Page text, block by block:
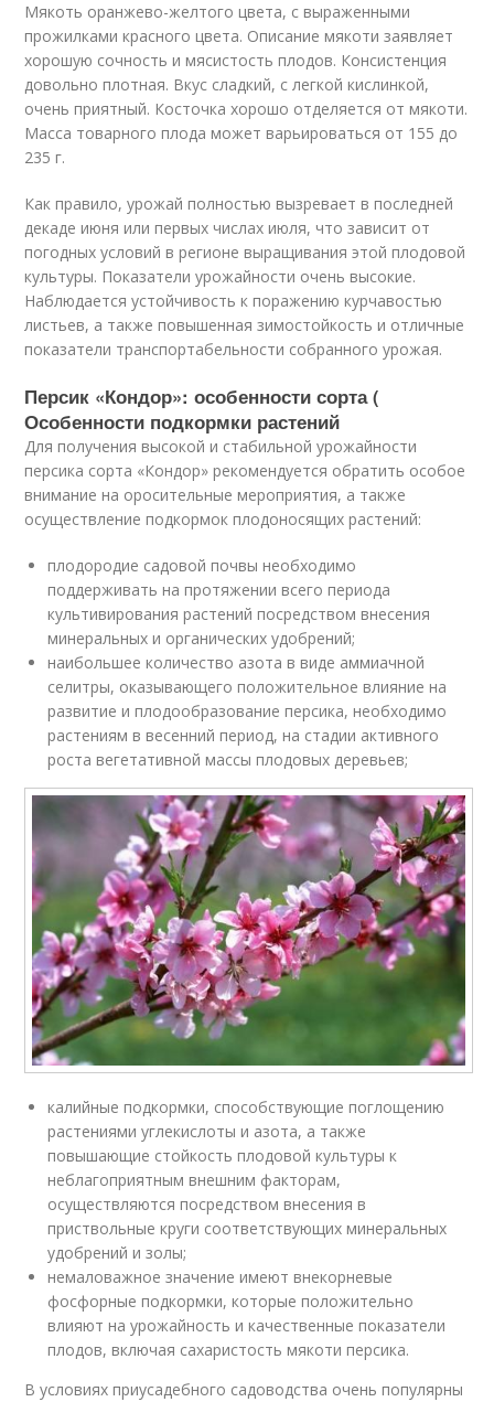
Мякоть оранжево-желтого цвета, с выраженными
прожилками красного цвета. Описание мякоти заявляет
хорошую сочность и мясистость плодов. Консистенция
довольно плотная. Вкус сладкий, с легкой кислинкой,
очень приятный. Косточка хорошо отделяется от мякоти.
Масса товарного плода может варьироваться от 155 до
235 г.
Как правило, урожай полностью вызревает в последней
декаде июня или первых числах июля, что зависит от
погодных условий в регионе выращивания этой плодовой
культуры. Показатели урожайности очень высокие.
Наблюдается устойчивость к поражению курчавостью
листьев, а также повышенная зимостойкость и отличные
показатели транспортабельности собранного урожая.
Персик «Кондор»: особенности сорта (
Особенности подкормки растений
Для получения высокой и стабильной урожайности
персика сорта «Кондор» рекомендуется обратить особое
внимание на оросительные мероприятия, а также
осуществление подкормок плодоносящих растений:
плодородие садовой почвы необходимо
поддерживать на протяжении всего периода
культивирования растений посредством внесения
минеральных и органических удобрений;
наибольшее количество азота в виде аммиачной
селитры, оказывающего положительное влияние на
развитие и плодообразование персика, необходимо
растениям в весенний период, на стадии активного
роста вегетативной массы плодовых деревьев;
калийные подкормки, способствующие поглощению
растениями углекислоты и азота, а также
повышающие стойкость плодовой культуры к
неблагоприятным внешним факторам,
осуществляются посредством внесения в
приствольные круги соответствующих минеральных
удобрений и золы;
немаловажное значение имеют внекорневые
фосфорные подкормки, которые положительно
влияют на урожайность и качественные показатели
плодов, включая сахаристость мякоти персика.
В условиях приусадебного садоводства очень популярны